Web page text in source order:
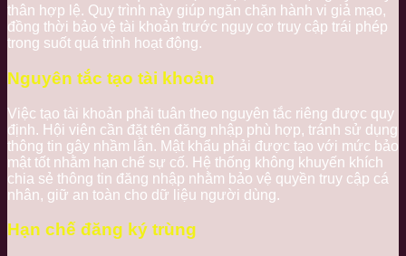
thân hợp lệ. Quy trình này giúp ngăn chặn hành vi giả mạo,
đồng thời bảo vệ tài khoản trước nguy cơ truy cập trái phép
trong suốt quá trình hoạt động.
Nguyên tắc tạo tài khoản
Việc tạo tài khoản phải tuân theo nguyên tắc riêng được quy
định. Hội viên cần đặt tên đăng nhập phù hợp, tránh sử dụng
thông tin gây nhầm lẫn. Mật khẩu phải được tạo với mức bảo
mật tốt nhằm hạn chế sự cố. Hệ thống không khuyến khích
chia sẻ thông tin đăng nhập nhằm bảo vệ quyền truy cập cá
nhân, giữ an toàn cho dữ liệu người dùng.
Hạn chế đăng ký trùng